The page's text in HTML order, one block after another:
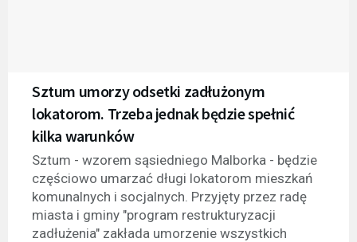
Sztum umorzy odsetki zadłużonym
lokatorom. Trzeba jednak będzie spełnić
kilka warunków
Sztum - wzorem sąsiedniego Malborka - będzie
częściowo umarzać długi lokatorom mieszkań
komunalnych i socjalnych. Przyjęty przez radę
miasta i gminy "program restrukturyzacji
zadłużenia" zakłada umorzenie wszystkich